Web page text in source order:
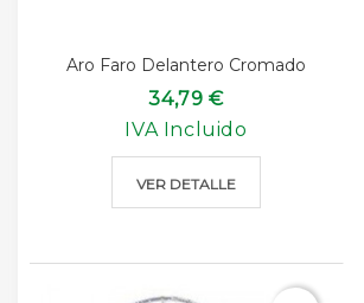
Aro Faro Delantero Cromado
34,79 €
IVA Incluido
VER DETALLE